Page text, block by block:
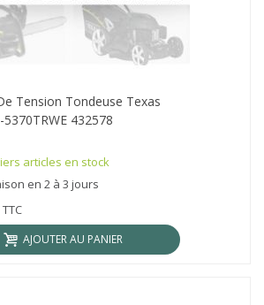
Tension Tondeuse Texas
432578
articles en stock
en 2 à 3 jours
TTC
AJOUTER AU PANIER